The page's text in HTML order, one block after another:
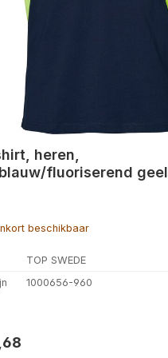
heren,
fluoriserend geel
beschikbaar
TOP SWEDE
1000656-960
prijs: